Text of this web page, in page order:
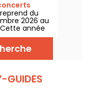
du
2026 au
année
les
prendre du
auprès
GUIDES